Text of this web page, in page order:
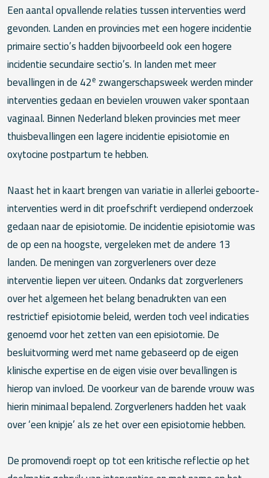
Een aantal opvallende relaties tussen interventies werd
gevonden. Landen en provincies met een hogere incidentie
primaire sectio’s hadden bijvoorbeeld ook een hogere
incidentie secundaire sectio’s. In landen met meer
bevallingen in de 42e zwangerschapsweek werden minder
interventies gedaan en bevielen vrouwen vaker spontaan
vaginaal. Binnen Nederland bleken provincies met meer
thuisbevallingen een lagere incidentie episiotomie en
oxytocine postpartum te hebben.
Naast het in kaart brengen van variatie in allerlei geboorte-
interventies werd in dit proefschrift verdiepend onderzoek
gedaan naar de episiotomie. De incidentie episiotomie was
de op een na hoogste, vergeleken met de andere 13
landen. De meningen van zorgverleners over deze
interventie liepen ver uiteen. Ondanks dat zorgverleners
over het algemeen het belang benadrukten van een
restrictief episiotomie beleid, werden toch veel indicaties
genoemd voor het zetten van een episiotomie. De
besluitvorming werd met name gebaseerd op de eigen
klinische expertise en de eigen visie over bevallingen is
hierop van invloed. De voorkeur van de barende vrouw was
hierin minimaal bepalend. Zorgverleners hadden het vaak
over ‘een knipje’ als ze het over een episiotomie hebben.
De promovendi roept op tot een kritische reflectie op het